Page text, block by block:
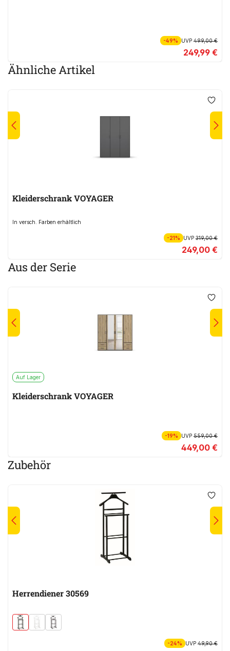
-49% UVP499,00 €
249,99 €
Ähnliche Artikel
Kleiderschrank VOYAGER
In versch. Farben erhältlich
-21% UVP319,00 €
249,00 €
Aus der Serie
Auf Lager
Kleiderschrank VOYAGER
-19% UVP559,00 €
449,00 €
Zubehör
Herrendiener 30569
-24% UVP49,90 €